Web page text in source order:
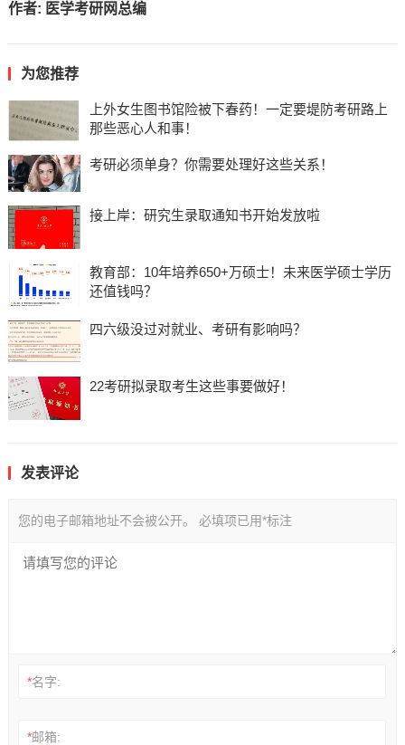
作者: 医学考研网总编
为您推荐
上外女生图书馆险被下春药！一定要堤防考研路上
那些恶心人和事！
考研必须单身？你需要处理好这些关系！
接上岸：研究生录取通知书开始发放啦
教育部：10年培养650+万硕士！未来医学硕士学历
还值钱吗？
四六级没过对就业、考研有影响吗？
22考研拟录取考生这些事要做好！
发表评论
您的电子邮箱地址不会被公开。 必填项已用*标注
*名字:
*邮箱: